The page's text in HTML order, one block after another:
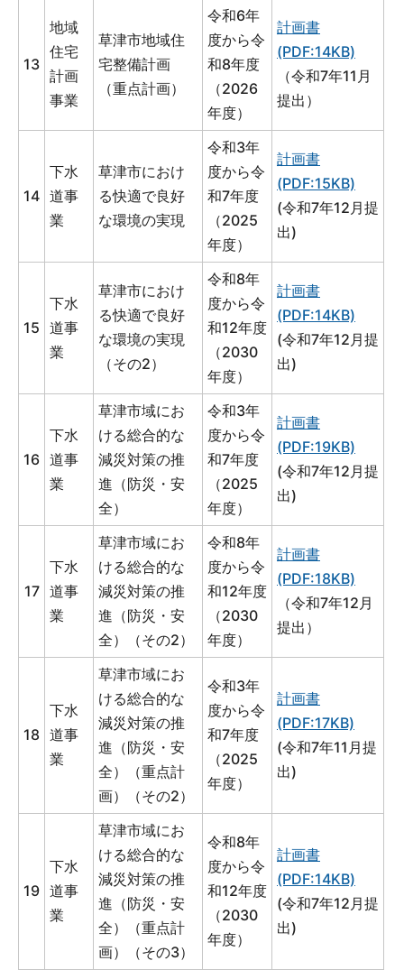
13
地域
住宅
計画
事業
草津市地域住
宅整備計画
（重点計画）
令和6年
度から令
和8年度
（2026
年度）
計画書
(PDF:14KB)
（令和7年11月
提出）
14
下水
道事
業
草津市におけ
る快適で良好
な環境の実現
令和3年
度から令
和7年度
（2025
年度）
計画書
(PDF:15KB)
(令和7年12月提
出)
15
下水
道事
業
草津市におけ
る快適で良好
な環境の実現
（その2）
令和8年
度から令
和12年度
（2030
年度）
計画書
(PDF:14KB)
(令和7年12月提
出)
16
下水
道事
業
草津市域にお
ける総合的な
減災対策の推
進（防災・安
全）
令和3年
度から令
和7年度
（2025
年度）
計画書
(PDF:19KB)
(令和7年12月提
出)
17
下水
道事
業
草津市域にお
ける総合的な
減災対策の推
進（防災・安
全）（その2）
令和8年
度から令
和12年度
（2030
年度）
計画書
(PDF:18KB)
（令和7年12月
提出）
18
下水
道事
業
草津市域にお
ける総合的な
減災対策の推
進（防災・安
全）（重点計
画）（その2）
令和3年
度から令
和7年度
（2025
年度）
計画書
(PDF:17KB)
(令和7年11月提
出)
19
下水
道事
業
草津市域にお
ける総合的な
減災対策の推
進（防災・安
全）（重点計
画）（その3）
令和8年
度から令
和12年度
（2030
年度）
計画書
(PDF:14KB)
(令和7年12月提
出)